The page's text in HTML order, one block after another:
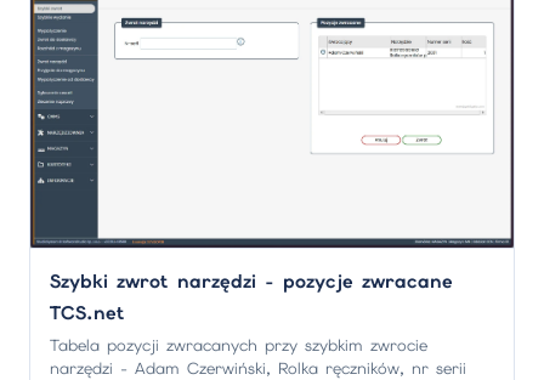
Szybki zwrot narzędzi - pozycje zwracane
TCS.net
Tabela pozycji zwracanych przy szybkim zwrocie
narzędzi - Adam Czerwiński, Rolka ręczników, nr serii